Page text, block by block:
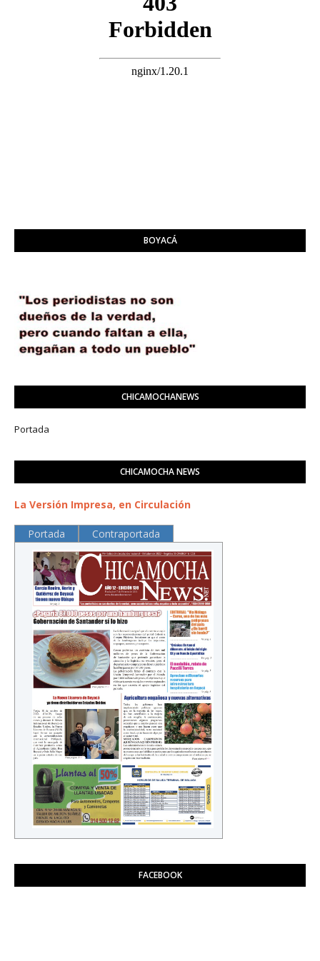
BOYACÁ
CHICAMOCHANEWS
Portada
CHICAMOCHA NEWS
La Versión Impresa, en Circulación
Portada Contraportada
FACEBOOK